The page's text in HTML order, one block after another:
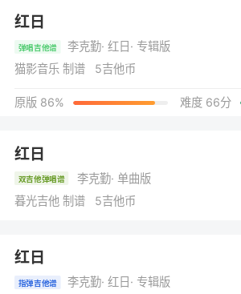
红日
弹唱吉他谱 李克勤· 红日 · 专辑版
猫影音乐 制谱 5吉他币
原版 86% 难度 66分
红日
双吉他弹唱谱 李克勤· 单曲版
暮光吉他 制谱 5吉他币
红日
指弹吉他谱 李克勤· 红日 · 专辑版